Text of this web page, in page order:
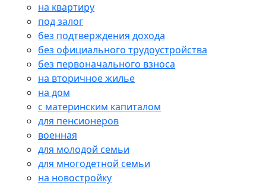
на квартиру
под залог
без подтверждения дохода
без официального трудоустройства
без первоначального взноса
на вторичное жилье
на дом
с материнским капиталом
для пенсионеров
военная
для молодой семьи
для многодетной семьи
на новостройку